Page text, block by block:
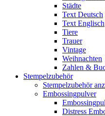
Städte
Text Deutsch
Text Englisch
Tiere
Trauer
Vintage
Weihnachten
Zahlen &
Stempelzubehör
Stempelzubehör
Embossingpulver
Distress